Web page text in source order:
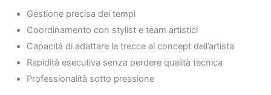
Gestione precisa dei tempi
Coordinamento con stylist e team artistici
Capacità di adattare le trecce al concept dell’artista
Rapidità esecutiva senza perdere qualità tecnica
Professionalità sotto pressione